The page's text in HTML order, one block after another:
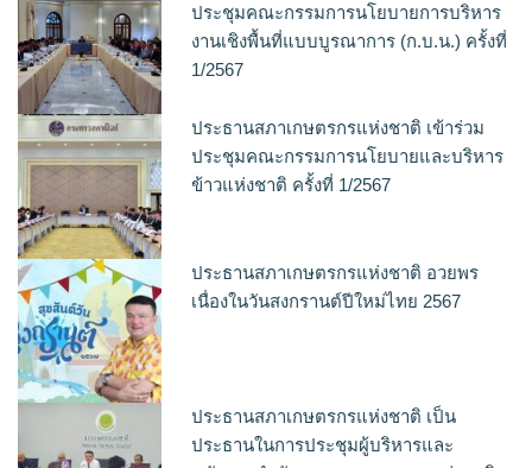
ประชุมคณะกรรมการนโยบายการบริหาร
งานเชิงพื้นที่แบบบูรณาการ (ก.บ.น.) ครั้งที่
1/2567
ประธานสภาเกษตรกรแห่งชาติ เข้าร่วม
ประชุมคณะกรรมการนโยบายและบริหาร
ข้าวแห่งชาติ ครั้งที่ 1/2567
ประธานสภาเกษตรกรแห่งชาติ อวยพร
เนื่องในวันสงกรานต์ปีใหม่ไทย 2567
ประธานสภาเกษตรกรแห่งชาติ เป็น
ประธานในการประชุมผู้บริหารและ